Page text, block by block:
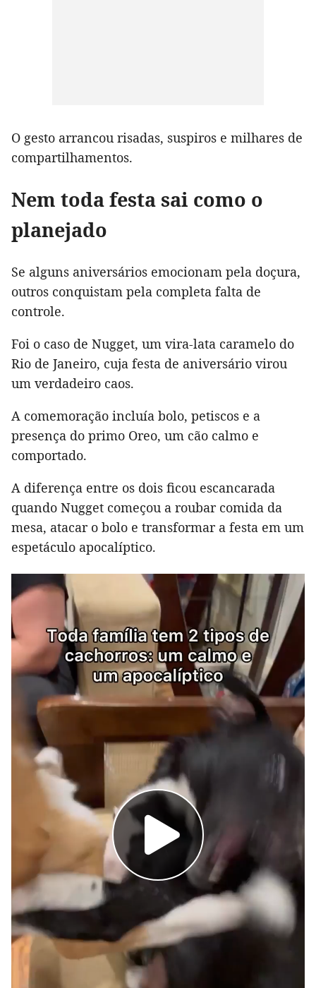
O gesto arrancou risadas, suspiros e milhares de
compartilhamentos.
Nem toda festa sai como o
planejado
Se alguns aniversários emocionam pela doçura,
outros conquistam pela completa falta de
controle.
Foi o caso de Nugget, um vira-lata caramelo do
Rio de Janeiro, cuja festa de aniversário virou
um verdadeiro caos.
A comemoração incluía bolo, petiscos e a
presença do primo Oreo, um cão calmo e
comportado.
A diferença entre os dois ficou escancarada
quando Nugget começou a roubar comida da
mesa, atacar o bolo e transformar a festa em um
espetáculo apocalíptico.